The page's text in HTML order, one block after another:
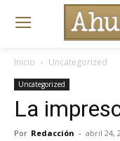
Inicio Uncategorized
Uncategorized
La
Por Redacción - abril 24,